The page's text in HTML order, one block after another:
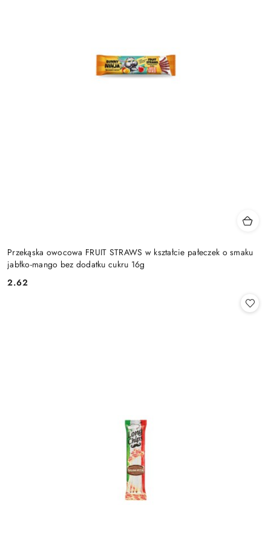
Przekąska owocowa FRUIT STRAWS w kształcie pałeczek o smaku
jabłko-mango bez dodatku cukru 16g
Cena:
2.62